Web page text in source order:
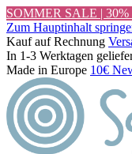
SOMMER SALE | 30%
Zum Hauptinhalt
Kauf auf Rechnung
In 1-3 Werktagen
Made in Europe 10€